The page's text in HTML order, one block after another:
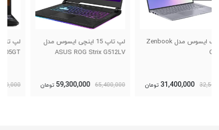
لپ تاپ 15 اینچی ایسوس مدل
65,400,000
59,300,000 تومان
لپ تاپ 15 اینچی ایسوس مدل
ASUS TUF Gaming FX505GT
32,800,000
31,100,000 تومان